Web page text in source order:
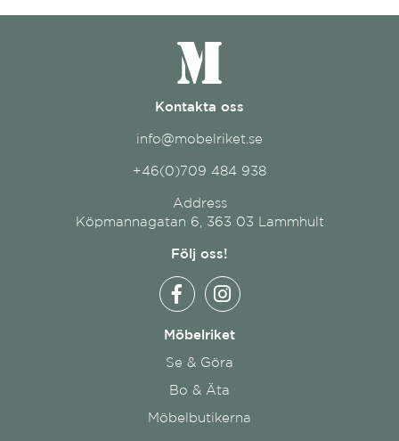
Kontakta oss
info@mobelriket.se
+46(0)709 484 938
Address
Köpmannagatan 6, 363 03 Lammhult
Följ oss!
Möbelriket
Se & Göra
Bo & Äta
Möbelbutikerna